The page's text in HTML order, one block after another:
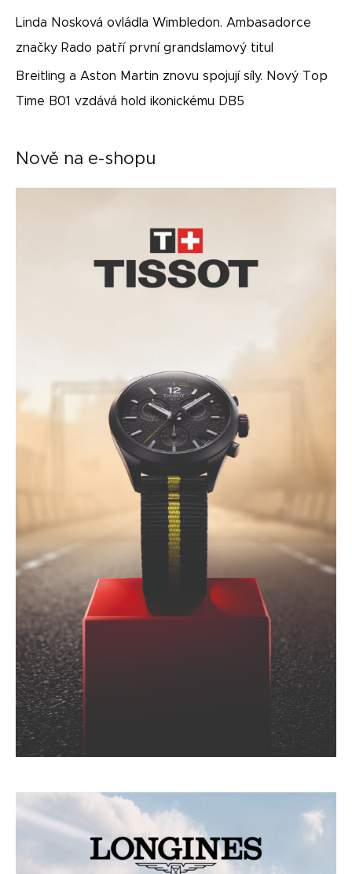
Linda Nosková ovládla Wimbledon. Ambasadorce
značky Rado patří první grandslamový titul
Breitling a Aston Martin znovu spojují síly. Nový Top
Time B01 vzdává hold ikonickému DB5
Nově na e-shopu